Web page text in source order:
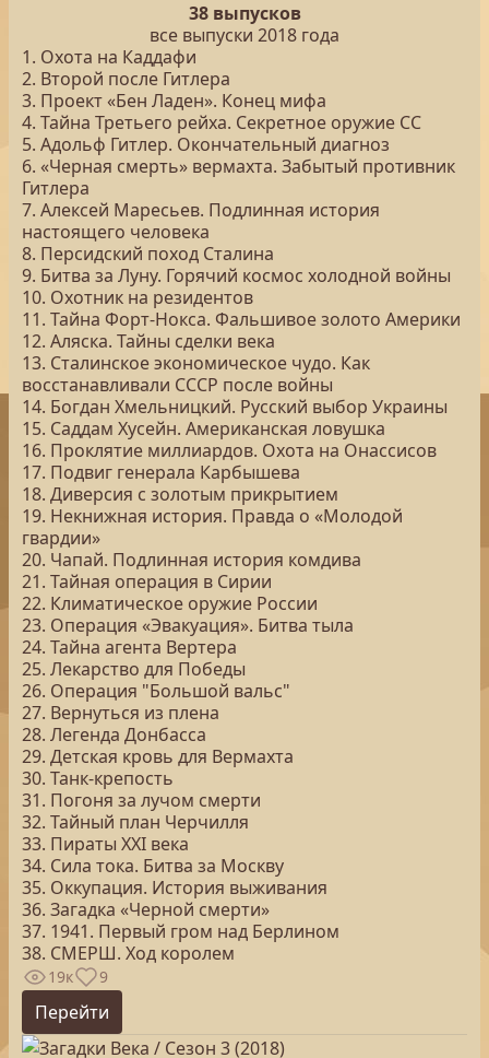
38 выпусков
все выпуски 2018 года
1. Охота на Каддафи
2. Второй после Гитлера
3. Проект «Бен Ладен». Конец мифа
4. Тайна Третьего рейха. Секретное оружие СС
5. Адольф Гитлер. Окончательный диагноз
6. «Черная смерть» вермахта. Забытый противник
Гитлера
7. Алексей Маресьев. Подлинная история
настоящего человека
8. Персидский поход Сталина
9. Битва за Луну. Горячий космос холодной войны
10. Охотник на резидентов
11. Тайна Форт-Нокса. Фальшивое золото Америки
12. Аляска. Тайны сделки века
13. Сталинское экономическое чудо. Как
восстанавливали СССР после войны
14. Богдан Хмельницкий. Русский выбор Украины
15. Саддам Хусейн. Американская ловушка
16. Проклятие миллиардов. Охота на Онассисов
17. Подвиг генерала Карбышева
18. Диверсия с золотым прикрытием
19. Некнижная история. Правда о «Молодой
гвардии»
20. Чапай. Подлинная история комдива
21. Тайная операция в Сирии
22. Климатическое оружие России
23. Операция «Эвакуация». Битва тыла
24. Тайна агента Вертера
25. Лекарство для Победы
26. Операция "Большой вальс"
27. Вернуться из плена
28. Легенда Донбасса
29. Детская кровь для Вермахта
30. Танк-крепость
31. Погоня за лучом смерти
32. Тайный план Черчилля
33. Пираты ХХI века
34. Сила тока. Битва за Москву
35. Оккупация. История выживания
36. Загадка «Черной смерти»
37. 1941. Первый гром над Берлином
38. СМЕРШ. Ход королем
19к 9
Перейти